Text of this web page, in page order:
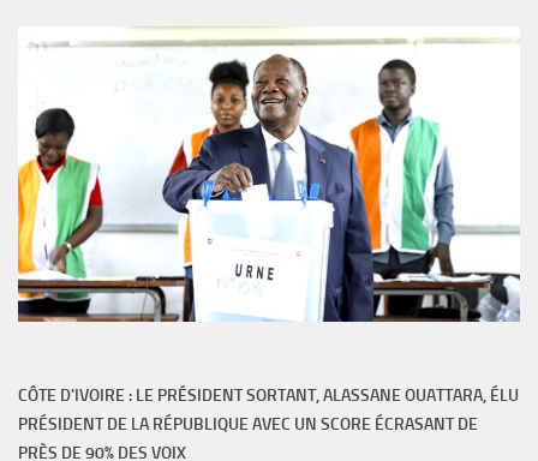
CÔTE D'IVOIRE : LE PRÉSIDENT SORTANT, ALASSANE OUATTARA, ÉLU
PRÉSIDENT DE LA RÉPUBLIQUE AVEC UN SCORE ÉCRASANT DE
PRÈS DE 90% DES VOIX